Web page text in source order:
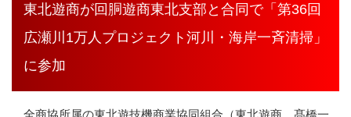
東北遊商が回胴遊商東北支部と合同で「第36回
広瀬川1万人プロジェクト河川・海岸一斉清掃」
に参加
全商協所属の東北遊技機商業協同組合（東北遊商、髙橋一